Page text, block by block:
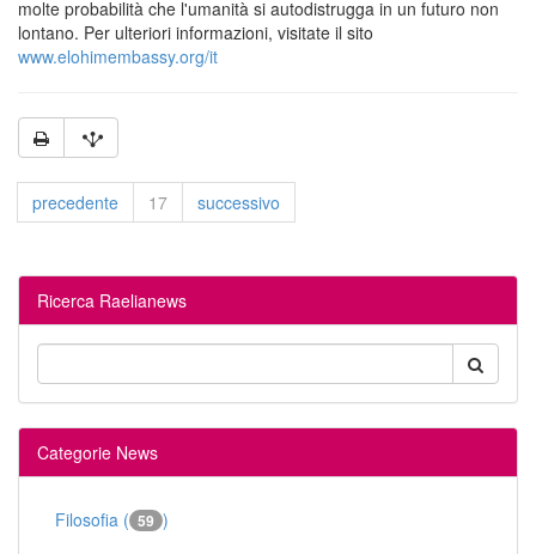
molte probabilità che l'umanità si autodistrugga in un futuro non
lontano. Per ulteriori informazioni, visitate il sito
www.elohimembassy.org/it
precedente 17 successivo
Ricerca Raelianews
Categorie News
Filosofia ( 59 )